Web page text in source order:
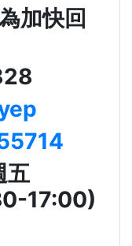
加快回
五
17:00)